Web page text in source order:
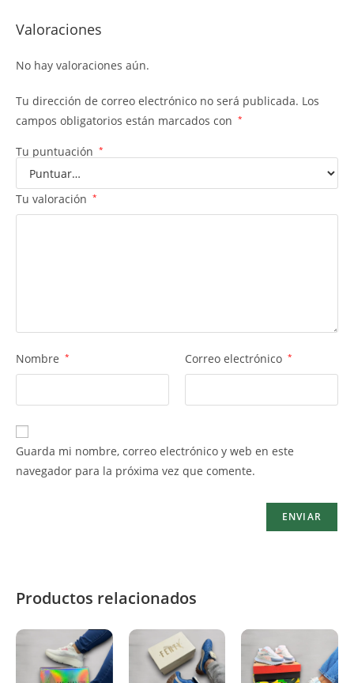
Valoraciones
No hay valoraciones aún.
Tu dirección de correo electrónico no será publicada. Los
campos obligatorios están marcados con *
Tu puntuación *
Tu valoración *
Nombre * Correo electrónico *
Guarda mi nombre, correo electrónico y web en este
navegador para la próxima vez que comente.
Productos relacionados